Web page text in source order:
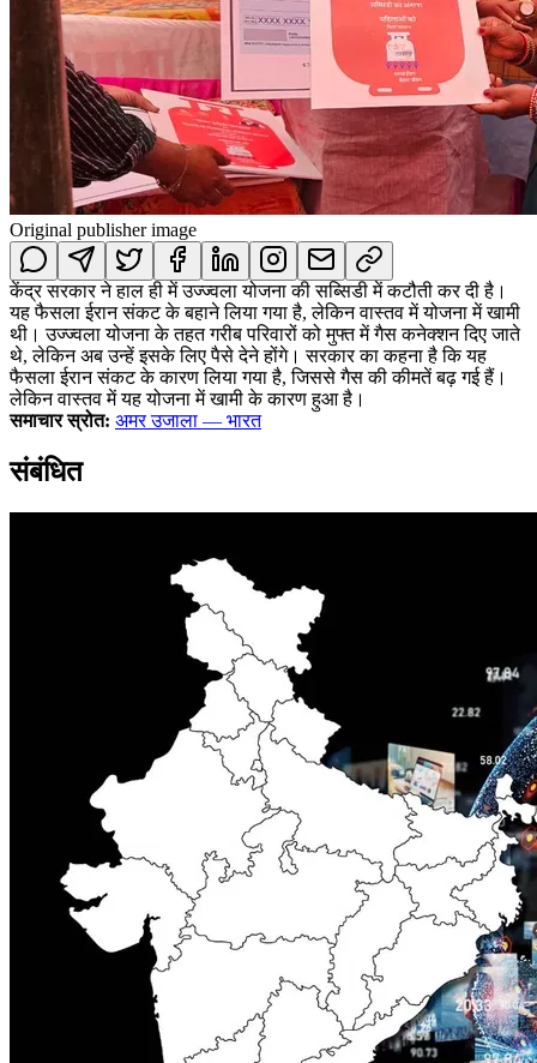
Original publisher image
केंद्र सरकार ने हाल ही में उज्ज्वला योजना की सब्सिडी में कटौती कर दी है।
यह फैसला ईरान संकट के बहाने लिया गया है, लेकिन वास्तव में योजना में खामी
थी। उज्ज्वला योजना के तहत गरीब परिवारों को मुफ्त में गैस कनेक्शन दिए जाते
थे, लेकिन अब उन्हें इसके लिए पैसे देने होंगे। सरकार का कहना है कि यह
फैसला ईरान संकट के कारण लिया गया है, जिससे गैस की कीमतें बढ़ गई हैं।
लेकिन वास्तव में यह योजना में खामी के कारण हुआ है।
समाचार स्रोत: अमर उजाला — भारत
संबंधित